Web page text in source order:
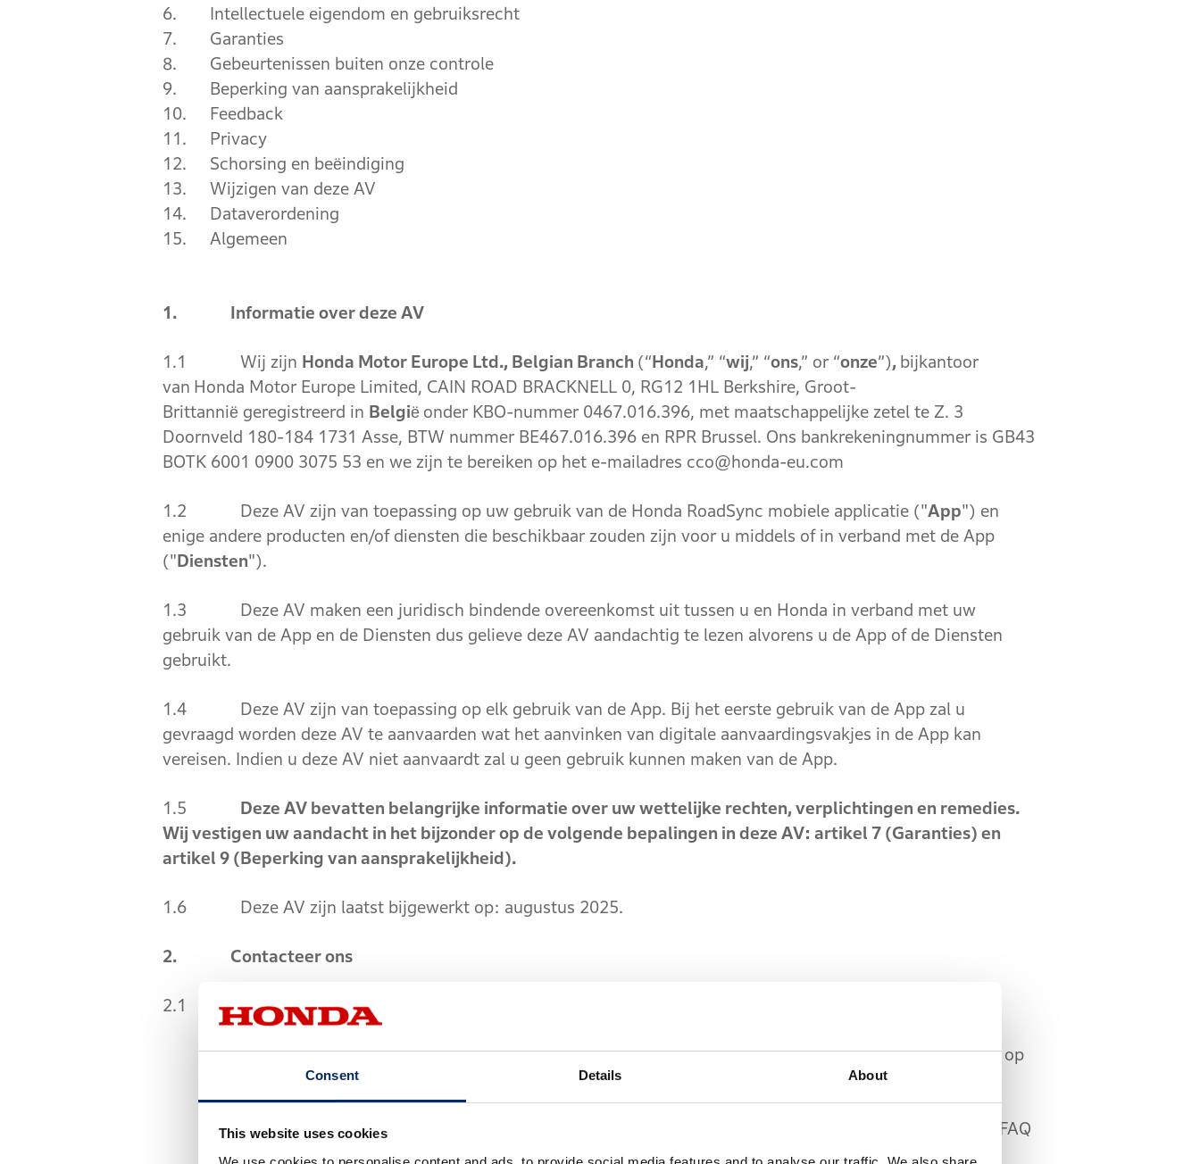
Consent Details About
This website uses cookies
6.
Intellectuele eigendom en gebruiksrecht
7.
Garanties
8.
Gebeurtenissen buiten onze controle
9.
Beperking van aansprakelijkheid
10.
Feedback
11.
Privacy
12.
Schorsing en beëindiging
13.
Wijzigen van deze AV
14.
Dataverordening
15.
Algemeen
1. Informatie over deze AV
1.1 Wij zijn Honda Motor Europe Ltd., Belgian Branch (“ Honda,” “wij,” “ons,” or “onze”), bijkantoor
van Honda Motor Europe Limited, CAIN ROAD BRACKNELL 0, RG12 1HL Berkshire, Groot-
Brittannië geregistreerd in België onder KBO-nummer 0467.016.396, met maatschappelijke zetel te Z. 3
Doornveld 180-184 1731 Asse, BTW nummer BE467.016.396 en RPR Brussel. Ons bankrekeningnummer is GB43
BOTK 6001 0900 3075 53 en we zijn te bereiken op het e-mailadres cco@honda-eu.com
1.2 Deze AV zijn van toepassing op uw gebruik van de Honda RoadSync mobiele applicatie ("App") en
enige andere producten en/of diensten die beschikbaar zouden zijn voor u middels of in verband met de App
(" Diensten").
1.3 Deze AV maken een juridisch bindende overeenkomst uit tussen u en Honda in verband met uw
gebruik van de App en de Diensten dus gelieve deze AV aandachtig te lezen alvorens u de App of de Diensten
gebruikt.
1.4 Deze AV zijn van toepassing op elk gebruik van de App. Bij het eerste gebruik van de App zal u
gevraagd worden deze AV te aanvaarden wat het aanvinken van digitale aanvaardingsvakjes in de App kan
vereisen. Indien u deze AV niet aanvaardt zal u geen gebruik kunnen maken van de App.
1.5
Deze AV bevatten belangrijke informatie over uw wettelijke rechten, verplichtingen en remedies.
Wij vestigen uw aandacht in het bijzonder op de volgende bepalingen in deze AV: artikel 7 (Garanties) en
artikel 9 (Beperking van aansprakelijkheid).
1.6 Deze AV zijn laatst bijgewerkt op: augustus 2025.
2. Contacteer ons
2.1 Indien u vragen heeft over deze AV of de App kan u:
2.1.1 De sectie vaak gestelde vragen en antwoorden op de Honda-website bekijken ("FAQ Pagina") op
[https://global.honda/en/voice-control-system/EN/faq.html]; en
2.1.2 Ons contacteren via de contactmogelijkheden en contactgegevens die beschikbaar zijn op de FAQ
Pagina of anders aan u ter kennis zijn gegeven door Honda.